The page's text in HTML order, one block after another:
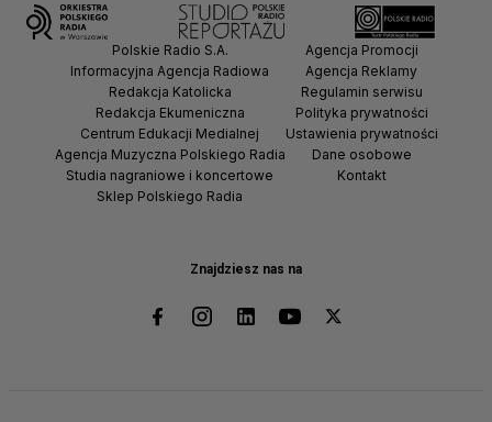
Znajdziesz nas na
Polskie Radio S.A.
Informacyjna Agencja Radiowa
Redakcja Katolicka
Redakcja Ekumeniczna
Centrum Edukacji Medialnej
Agencja Muzyczna Polskiego Radia
Studia nagraniowe i koncertowe
Sklep Polskiego Radia
Agencja Promocji
Agencja Reklamy
Regulamin serwisu
Polityka prywatności
Ustawienia prywatności
Dane osobowe
Kontakt